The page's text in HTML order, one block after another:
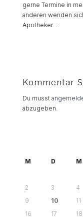
gerne Termine in
anderen wenden
Apotheker….
Kommentar
Du musst
abzugeben.
M
D M
2
3 4
9
10 11
16
17 18